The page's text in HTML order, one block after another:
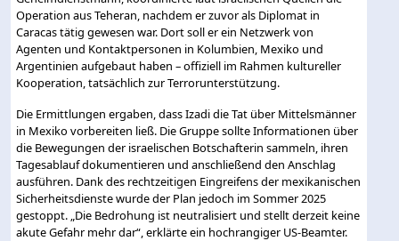
Operation aus Teheran, nachdem er zuvor als Diplomat in
Caracas tätig gewesen war. Dort soll er ein Netzwerk von
Agenten und Kontaktpersonen in Kolumbien, Mexiko und
Argentinien aufgebaut haben – offiziell im Rahmen kultureller
Kooperation, tatsächlich zur Terrorunterstützung.
Die Ermittlungen ergaben, dass Izadi die Tat über Mittelsmänner
in Mexiko vorbereiten ließ. Die Gruppe sollte Informationen über
die Bewegungen der israelischen Botschafterin sammeln, ihren
Tagesablauf dokumentieren und anschließend den Anschlag
ausführen. Dank des rechtzeitigen Eingreifens der mexikanischen
Sicherheitsdienste wurde der Plan jedoch im Sommer 2025
gestoppt. „Die Bedrohung ist neutralisiert und stellt derzeit keine
akute Gefahr mehr dar“, erklärte ein hochrangiger US-Beamter.